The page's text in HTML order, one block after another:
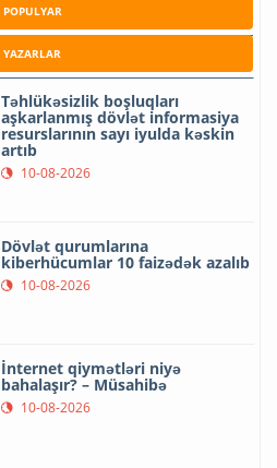
POPULYAR
YAZARLAR
Təhlükəsizlik boşluqları
aşkarlanmış dövlət informasiya
resurslarının sayı iyulda kəskin
artıb
10-08-2026
Dövlət qurumlarına
kiberhücumlar 10 faizədək azalıb
10-08-2026
İnternet qiymətləri niyə
bahalaşır? – Müsahibə
10-08-2026